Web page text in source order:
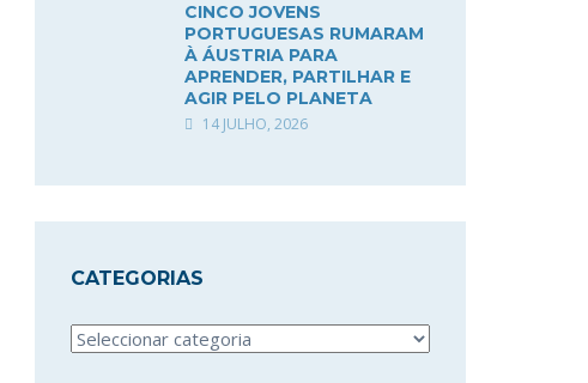
CINCO JOVENS
PORTUGUESAS RUMARAM
À ÁUSTRIA PARA
APRENDER, PARTILHAR E
AGIR PELO PLANETA
14 JULHO, 2026
CATEGORIAS
Categorias